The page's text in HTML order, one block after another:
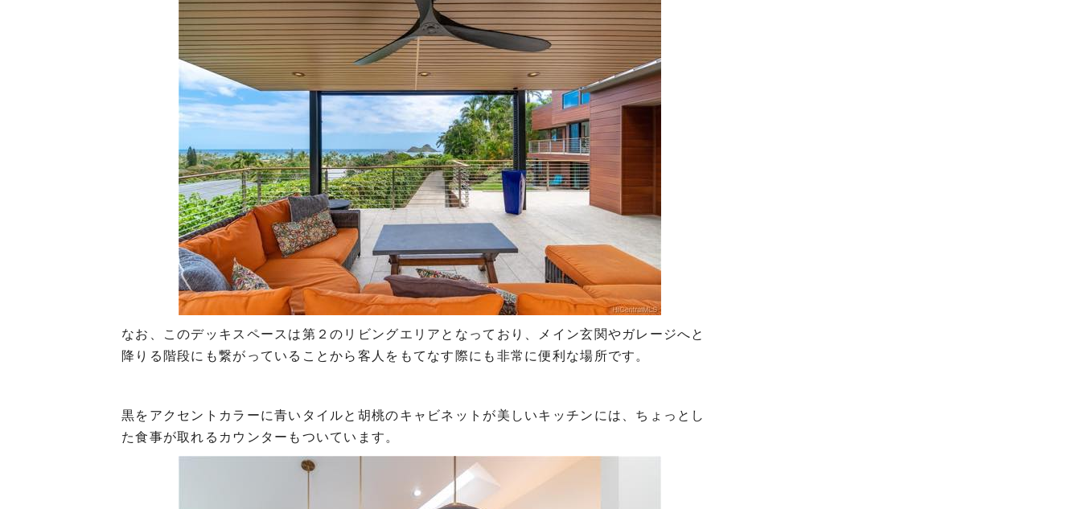
なお、このデッキスペースは第２のリビングエリアとなっており、メイン玄関やガレージへと
降りる階段にも繋がっていることから客人をもてなす際にも非常に便利な場所です。
黒をアクセントカラーに青いタイルと胡桃のキャビネットが美しいキッチンには、ちょっとし
た食事が取れるカウンターもついています。